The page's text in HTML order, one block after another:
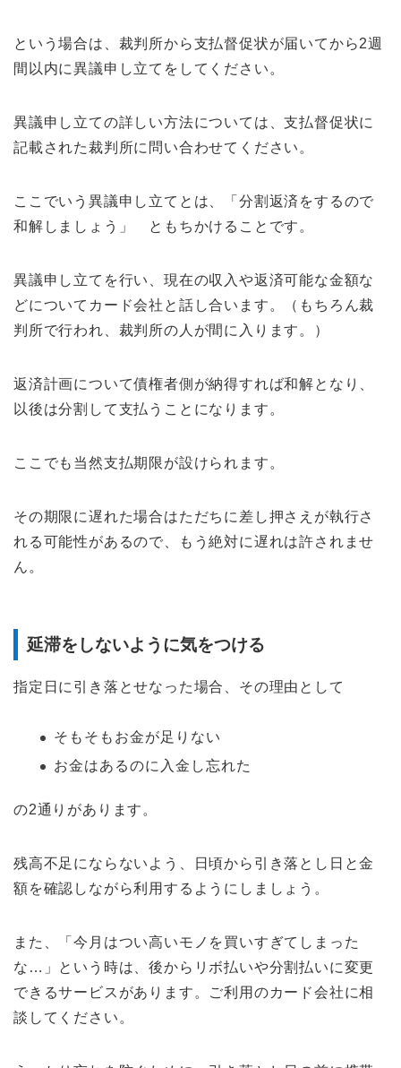
という場合は、裁判所から支払督促状が届いてから2週
間以内に異議申し立てをしてください。
異議申し立ての詳しい方法については、支払督促状に
記載された裁判所に問い合わせてください。
ここでいう異議申し立てとは、「分割返済をするので
和解しましょう」 ともちかけることです。
異議申し立てを行い、現在の収入や返済可能な金額な
どについてカード会社と話し合います。（もちろん裁
判所で行われ、裁判所の人が間に入ります。）
返済計画について債権者側が納得すれば和解となり、
以後は分割して支払うことになります。
ここでも当然支払期限が設けられます。
その期限に遅れた場合はただちに差し押さえが執行さ
れる可能性があるので、もう絶対に遅れは許されませ
ん。
延滞をしないように気をつける
指定日に引き落とせなった場合、その理由として
そもそもお金が足りない
お金はあるのに入金し忘れた
の2通りがあります。
残高不足にならないよう、日頃から引き落とし日と金
額を確認しながら利用するようにしましょう。
また、「今月はつい高いモノを買いすぎてしまった
な…」という時は、後からリボ払いや分割払いに変更
できるサービスがあります。ご利用のカード会社に相
談してください。